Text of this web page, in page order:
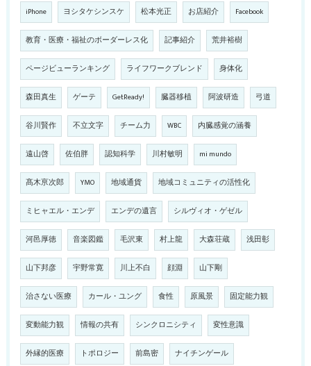
iPhone ヨシタケシンスケ 松本光正 お店紹介 Facebook
教育・医療・福祉のボーダーレス化 記事紹介 荒井裕樹
ページビューランキング ライフワークブレンド 身体化
森田真生 ゲーテ GetReady! 臓器移植 阿波研造 弓道
谷川賢作 不立文字 チーム力 WBC 内臓感覚の涵養
遠山啓 佐伯胖 認知科学 川村敏明 mi mundo
髙木亰次郎 YMO 地域通貨 地域コミュニティの活性化
ミヒャエル・エンデ エンデの遺言 シルヴィオ・ゲゼル
河邑厚徳 音楽図鑑 毛沢東 村上龍 大森荘蔵 浅田彰
山下邦彦 宇野常寛 川上不白 顔淵 山下剛
治さない医療 カール・ユング 食性 原風景 固定能力観
変動能力観 情報の共有 シンクロニシティ 変性意識
外縁的医療 トポロジー 前島密 ナイチンゲール